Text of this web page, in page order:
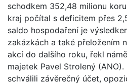
schodkem 352,48 milionu
kraj počítal s deficitem přes
saldo hospodaření je
zakázkách a také přeložením
akcí do dalšího roku, řekl
majetek Pavel Strolený
schválili závěrečný účet,